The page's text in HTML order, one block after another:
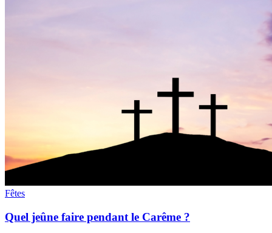
Fêtes
Quel jeûne faire pendant le Carême ?